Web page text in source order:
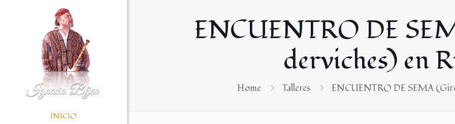
INICIO
ENCUENTRO DE
derviches) en
Home Talleres ENCUENTRO DE SEMA